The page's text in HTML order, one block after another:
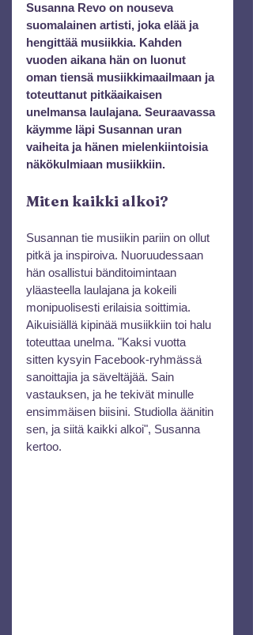
Susanna Revo on nouseva
suomalainen artisti, joka elää ja
hengittää musiikkia. Kahden
vuoden aikana hän on luonut
oman tiensä musiikkimaailmaan ja
toteuttanut pitkäaikaisen
unelmansa laulajana. Seuraavassa
käymme läpi Susannan uran
vaiheita ja hänen mielenkiintoisia
näkökulmiaan musiikkiin.
Miten kaikki alkoi?
Susannan tie musiikin pariin on ollut
pitkä ja inspiroiva. Nuoruudessaan
hän osallistui bänditoimintaan
yläasteella laulajana ja kokeili
monipuolisesti erilaisia soittimia.
Aikuisiällä kipinää musiikkiin toi halu
toteuttaa unelma. "Kaksi vuotta
sitten kysyin Facebook-ryhmässä
sanoittajia ja säveltäjää. Sain
vastauksen, ja he tekivät minulle
ensimmäisen biisini. Studiolla äänitin
sen, ja siitä kaikki alkoi", Susanna
kertoo.